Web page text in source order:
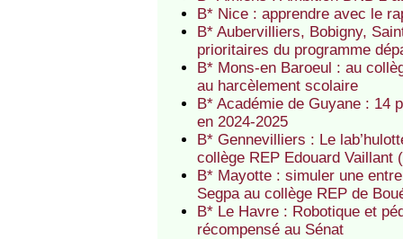
B* Nice : apprendre avec le
B* Aubervilliers, Bobigny,
prioritaires du programme
B* Mons-en Baroeul : au
au harcèlement scolaire
B* Académie de Guyane : 14
en 2024-2025
B* Gennevilliers : Le
collège REP Edouard Vaillant
B* Mayotte : simuler une
Segpa au collège REP de
B* Le Havre : Robotique et
récompensé au Sénat